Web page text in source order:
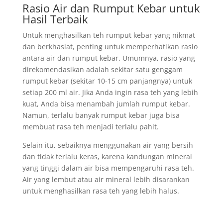
Rasio Air dan Rumput Kebar untuk
Hasil Terbaik
Untuk menghasilkan teh rumput kebar yang nikmat
dan berkhasiat, penting untuk memperhatikan rasio
antara air dan rumput kebar. Umumnya, rasio yang
direkomendasikan adalah sekitar satu genggam
rumput kebar (sekitar 10-15 cm panjangnya) untuk
setiap 200 ml air. Jika Anda ingin rasa teh yang lebih
kuat, Anda bisa menambah jumlah rumput kebar.
Namun, terlalu banyak rumput kebar juga bisa
membuat rasa teh menjadi terlalu pahit.
Selain itu, sebaiknya menggunakan air yang bersih
dan tidak terlalu keras, karena kandungan mineral
yang tinggi dalam air bisa mempengaruhi rasa teh.
Air yang lembut atau air mineral lebih disarankan
untuk menghasilkan rasa teh yang lebih halus.